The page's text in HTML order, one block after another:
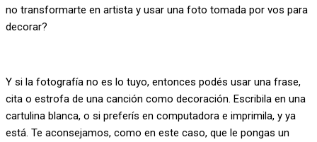
no transformarte en artista y usar una foto tomada por vos para
decorar?
Y si la fotografía no es lo tuyo, entonces podés usar una frase,
cita o estrofa de una canción como decoración. Escribila en una
cartulina blanca, o si preferís en computadora e imprimila, y ya
está. Te aconsejamos, como en este caso, que le pongas un